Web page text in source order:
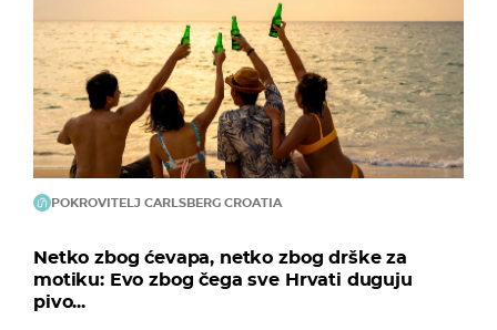
POKROVITELJ CARLSBERG CROATIA
Netko zbog ćevapa, netko zbog drške za
motiku: Evo zbog čega sve Hrvati duguju
pivo...